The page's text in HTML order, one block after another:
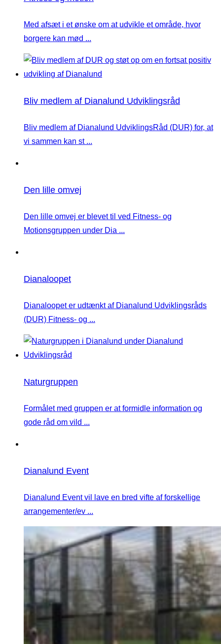
Med afsæt i et ønske om at udvikle et område, hvor
borgere kan mød ...
Bliv medlem af Dianalund Udviklingsråd
Bliv medlem af Dianalund UdviklingsRåd (DUR) for, at
vi sammen kan st ...
Den lille omvej
Den lille omvej er blevet til ved Fitness- og
Motionsgruppen under Dia ...
Dianaloopet
Dianaloopet er udtænkt af Dianalund Udviklingsråds
(DUR) Fitness- og ...
Naturgruppen
Formålet med gruppen er at formidle information og
gode råd om vild ...
Dianalund Event
Dianalund Event vil lave en bred vifte af forskellige
arrangementer/ev ...